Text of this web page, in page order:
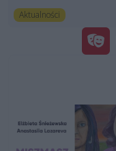
Aktualności